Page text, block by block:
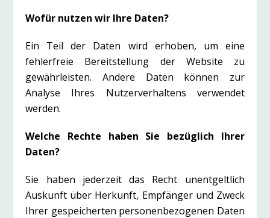
Wofür nutzen wir Ihre Daten?
Ein Teil der Daten wird erhoben, um eine
fehlerfreie Bereitstellung der Website zu
gewährleisten. Andere Daten können zur
Analyse Ihres Nutzerverhaltens verwendet
werden.
Welche Rechte haben Sie bezüglich Ihrer
Daten?
Sie haben jederzeit das Recht unentgeltlich
Auskunft über Herkunft, Empfänger und Zweck
Ihrer gespeicherten personenbezogenen Daten